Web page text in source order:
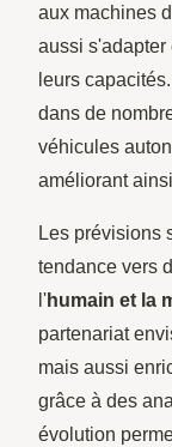
aux machines
aussi s'adapter
leurs
dans de
véhicules
améliorant
Les prévisions
tendance vers
l'humain et la
partenariat
mais aussi
grâce à des
évolution